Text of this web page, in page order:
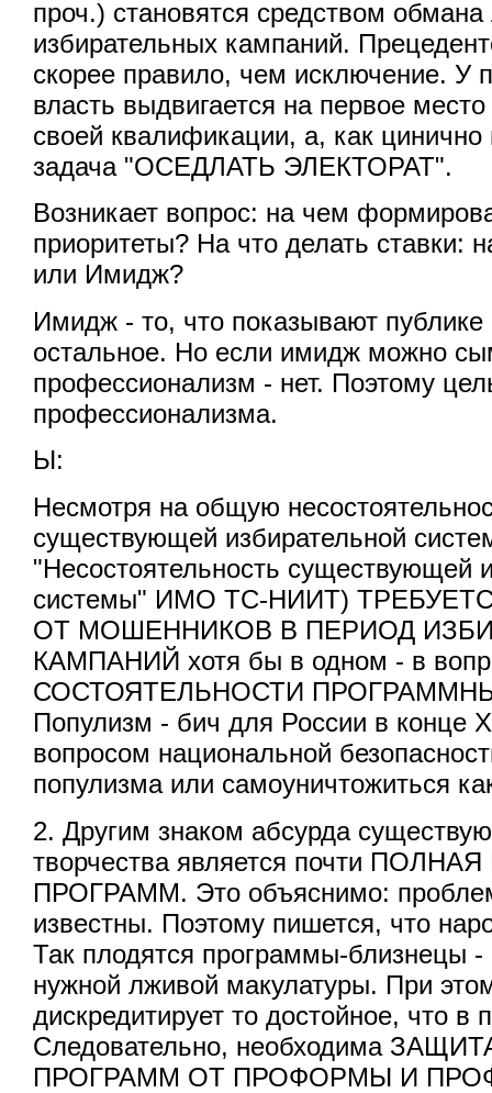
проч.) становятся средством
избирательных кампаний.
скорее правило, чем исключение. У
власть выдвигается на первое
своей квалификации, а, как цинично
задача "ОСЕДЛАТЬ ЭЛЕКТОРАТ".
Возникает вопрос: на чем
приоритеты? На что делать ставки:
или Имидж?
Имидж - то, что показывают
остальное. Но если имидж можно
профессионализм - нет. Поэтому
профессионализма.
Ы:
Несмотря на общую
существующей избирательной
"Несостоятельность существующей
системы" ИМО ТС-НИИТ)
ОТ МОШЕННИКОВ В ПЕРИОД
КАМПАНИЙ хотя бы в одном - в
СОСТОЯТЕЛЬНОСТИ
Популизм - бич для России в конце
вопросом национальной
популизма или самоуничтожиться
2. Другим знаком абсурда
творчества является почти
ПРОГРАММ. Это объяснимо:
известны. Поэтому пишется, что
Так плодятся программы-близнецы -
нужной лживой макулатуры. При
дискредитирует то достойное, что в
Следовательно, необходима
ПРОГРАММ ОТ ПРОФОРМЫ И